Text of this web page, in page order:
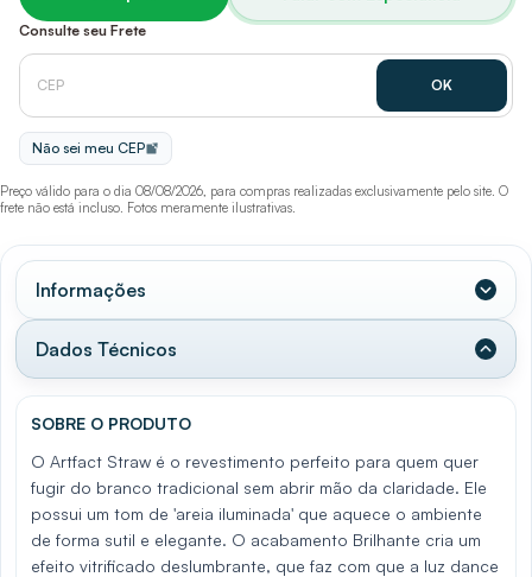
Consulte seu Frete
Não sei meu CEP
Preço válido para o dia 08/08/2026, para compras realizadas exclusivamente pelo site. O
frete não está incluso. Fotos meramente ilustrativas.
Informações
Dados Técnicos
SOBRE O PRODUTO
O Artfact Straw é o revestimento perfeito para quem quer
fugir do branco tradicional sem abrir mão da claridade. Ele
possui um tom de 'areia iluminada' que aquece o ambiente
de forma sutil e elegante. O acabamento Brilhante cria um
efeito vitrificado deslumbrante, que faz com que a luz dance